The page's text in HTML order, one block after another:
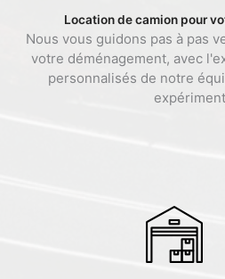
Location de camion pour
Nous vous guidons pas à pas
votre déménagement, avec
personnalisés de notre